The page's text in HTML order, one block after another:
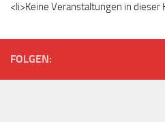
<li>Keine Veranstaltungen in dieser
FOLGEN: